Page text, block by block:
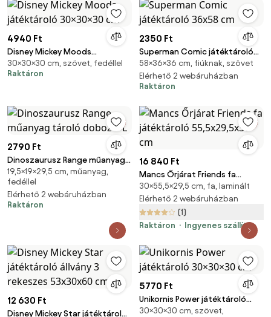
4940 Ft
Disney Mickey Moods
játéktároló 30×30×30 cm
30×30×30 cm, szövet, fedéllel
Raktáron
2350 Ft
Superman Comic játéktároló
36x58 cm
58×36×36 cm, fiúknak, szövet
Elérhető 2 webáruházban
Raktáron
2790 Ft
Dinoszaurusz Range műanyag
tároló doboz 7 L
19,5×19×29,5 cm, műanyag,
fedéllel
Elérhető 2 webáruházban
Raktáron
16 840 Ft
Mancs Őrjárat Friends fa
játéktároló 55,5x29,5x30 cm
30×55,5×29,5 cm, fa, laminált
Elérhető 2 webáruházban
(1)
Raktáron
Ingyenes szállítás
12 630 Ft
Disney Mickey Star játéktároló
5770 Ft
Unikornis Power játéktároló
30×30×30 cm
30×30×30 cm, szövet,